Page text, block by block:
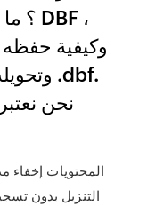
نحن
المحتويات إخفاء
التنزيل بدون